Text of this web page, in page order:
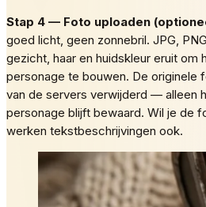
Stap 4 — Foto uploaden
goed licht, geen zonnebril. JPG,
gezicht, haar en huidskleur eruit om
personage te bouwen. De originele
van de servers verwijderd — alleen
personage blijft bewaard. Wil je de
werken tekstbeschrijvingen ook.